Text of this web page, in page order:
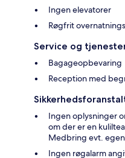
Ingen elevatorer
Røgfrit
Service og
Bagageopbevaring
Reception med
Ingen oplysninger
om der er en
Medbring evt.
Ingen røgalarm